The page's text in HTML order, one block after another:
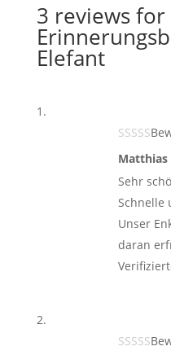
3 reviews for
Elefant
Sehr
Schnelle
Unser
daran